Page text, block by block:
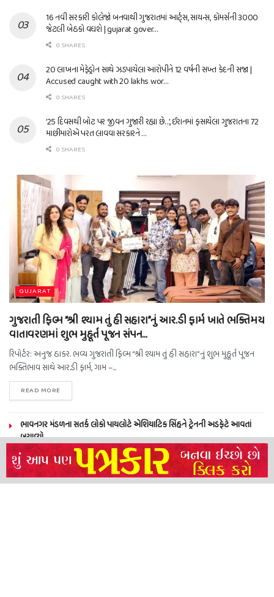
16 નવી સરકારી કોલેજો બનવાથી ગુજરાતમાં આર્ટ્સ, સાયન્સ, કોમર્સની 3000
જેટલી બેઠકો વધશે | gujarat gover…
0 SHARES
20 લાખના મેફેડ્રોન સાથે ઝડપાયેલા આરોપીને 12 વર્ષની સખ્ત કેદની સજા |
Accused caught with 20 lakhs wor…
0 SHARES
’25 દિવસથી બોટ પર જીવન ગુજારી રહ્યા છે…’, ઈરાનમાં ફસાયેલા ગુજરાતના 72
માછીમારોએ પરત લાવવા સરકારને …
0 SHARES
GUJARAT
ગુજરાતી ફિલ્મ “શ્રી શ્યામ તું હી સહારા”નું આર.ડી ફાર્મ ખાતે ભક્તિમય
વાતાવરણમાં શુભ મુહૂર્ત પૂજન સંપન…
રિપોર્ટર: અનુજ ઠાકર. ભવ્ય ગુજરાતી ફિલ્મ “શ્રી શ્યામ તું હી સહારા”નું શુભ મુહૂર્ત પૂજન
ભક્તિભાવ સાથે આર.ડી ફાર્મ, ગામ –...
READ MORE
ભાવનગર મંડળના સતર્ક લોકો પાયલોટે એશિયાટિક સિંહને ટ્રેનની અડફેટે આવતાં
બચાવ્યો
NEERAJ TIWARI’S ACTION FRANCHISE ROLLS WITH TIGER SHROFF,
REMO D’SOUZA AND A POWER-PACKED ENSEMBLE
ધારી પત્રકાર સંઘ – અમરેલી બ્રોડગેજ કમેટી દ્વારા જીલ્લા કલેકટર ને આવેદનપત્ર